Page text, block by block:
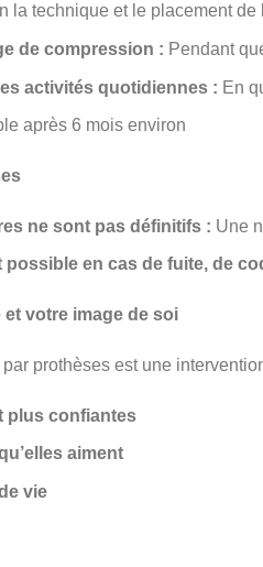
la technique et le placement de
de compression : Pendant
activités quotidiennes : En
après 6 mois environ
ne sont pas définitifs : Une
en cas de fuite, de
votre image de soi
par prothèses est une
plus confiantes
aiment
vie